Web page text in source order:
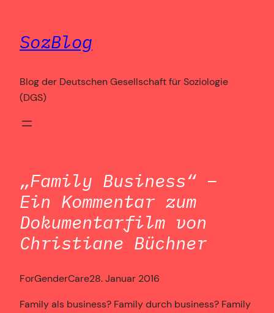
springen
SozBlog
Blog der Deutschen Gesellschaft für Soziologie
(DGS)
„Family Business“ –
Ein Kommentar zum
Dokumentarfilm von
Christiane Büchner
ForGenderCare28. Januar 2016
Family als business? Family durch business? Family